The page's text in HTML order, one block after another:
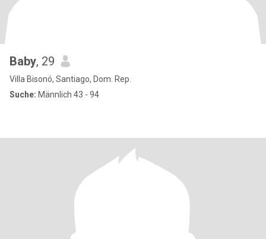
Baby, 29
Villa Bisonó, Santiago, Dom. Rep.
Suche: Männlich 43 - 94